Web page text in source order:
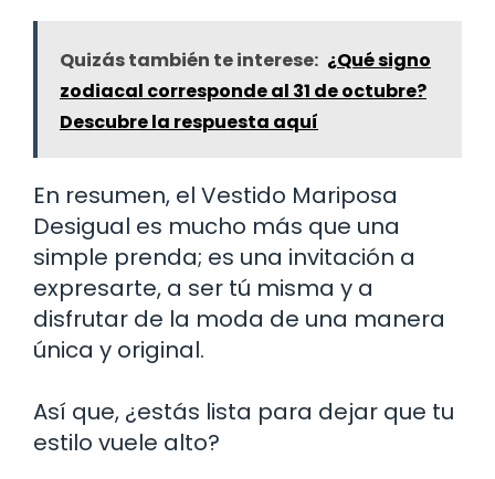
Quizás también te interese: ¿Qué signo
zodiacal corresponde al 31 de octubre?
Descubre la respuesta aquí
En resumen, el Vestido Mariposa
Desigual es mucho más que una
simple prenda; es una invitación a
expresarte, a ser tú misma y a
disfrutar de la moda de una manera
única y original.
Así que, ¿estás lista para dejar que tu
estilo vuele alto?